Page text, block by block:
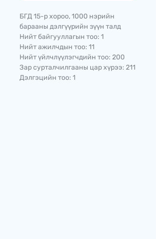
БГД 15-р хороо, 1000 нэрийн
барааны дэлгүүрийн зүүн талд
Нийт байгууллагын тоо: 1
Нийт ажилчдын тоо: 11
Нийт үйлчлүүлэгчдийн тоо: 200
Зар сурталчилгааны цар хүрээ: 211
Дэлгэцийн тоо: 1